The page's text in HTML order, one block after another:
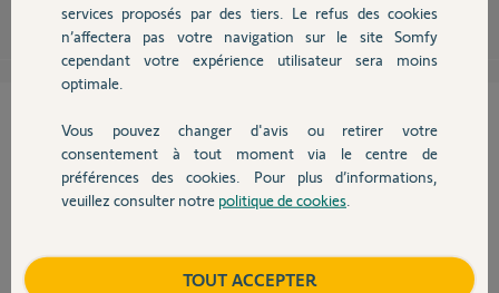
Autres produits
Devis avec un pro
Contact
NON OUI
services proposés par des tiers. Le refus des cookies
n’affectera pas votre navigation sur le site Somfy
cependant votre expérience utilisateur sera moins
optimale.
Vous pouvez changer d'avis ou retirer votre
consentement à tout moment via le centre de
préférences des cookies. Pour plus d’informations,
veuillez consulter notre politique de cookies
TOUT ACCEPTER